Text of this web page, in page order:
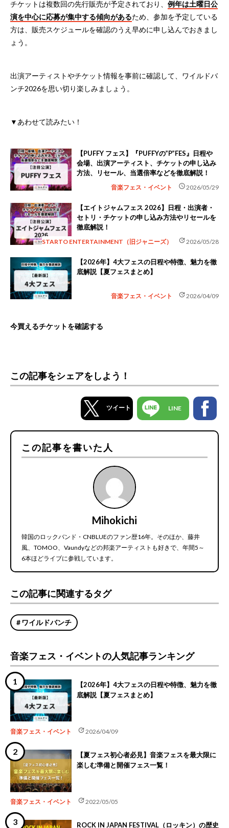
チケットは複数回の先行販売が予定されており、 例年は土曜日公
演を中心に応募が集中する傾向があるため、参加を予定している
方は、販売スケジュールを確認のうえ早めに申し込んでおきまし
ょう。
出演アーティストやチケット情報を事前に確認して、ワイルドバ
ンチ2026を思い切り楽しみましょう。
▼あわせて読みたい！
【PUFFY フェス】『PUFFYの”P”FES』日程や
会場、出演アーティスト、チケットの申し込み
方法、リセール、当選倍率などを徹底解説！
音楽フェス・イベント schedule2026/05/29
【エイトジャムフェス 2026】日程・出演者・
セトリ・チケットの申し込み方法やリセールを
徹底解説！
STARTO ENTERTAINMENT（旧ジャニーズ） update2026/05/28
【2026年】4大フェスの日程や特徴、魅力を徹
底解説【夏フェスまとめ】
音楽フェス・イベント update2026/04/09
今買えるチケットを確認する
この記事をシェアをしよう！
ツイート LINE
この記事を書いた人
Mihokichi
韓国のロックバンド・CNBLUEのファン歴16年。そのほか、藤井
風、TOMOO、Vaundyなどの邦楽アーティストも好きで、年間5～
6本ほどライブに参戦しています。
この記事に関連するタグ
ワイルドバンチ
音楽フェス・イベントの人気記事ランキング
【2026年】4大フェスの日程や特徴、魅力を徹
底解説【夏フェスまとめ】
音楽フェス・イベント update2026/04/09
【夏フェス初心者必見】音楽フェスを最大限に
楽しむ準備と開催フェス一覧！
音楽フェス・イベント update2022/05/05
ROCK IN JAPAN FESTIVAL（ロッキン）の歴史